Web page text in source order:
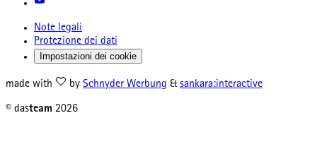
Note legali
Protezione dei dati
Impostazioni dei cookie
made with by Schnyder Werbung & sankara:interactive
© dasteam 2026